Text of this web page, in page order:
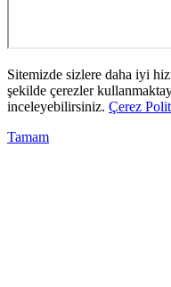
Sitemizde sizlere daha iyi
şekilde çerezler
inceleyebilirsiniz. Çerez
Tamam